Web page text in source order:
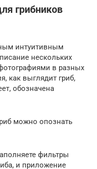
грибников
интуитивным
нескольких
в разных
как выглядит гриб,
обозначена
можно опознать
фильтры
и приложение